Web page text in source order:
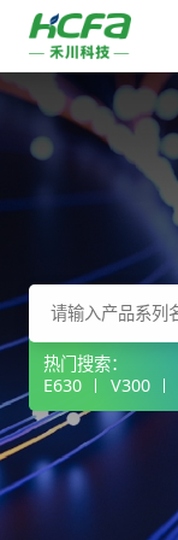
热门搜索：
E630
V300